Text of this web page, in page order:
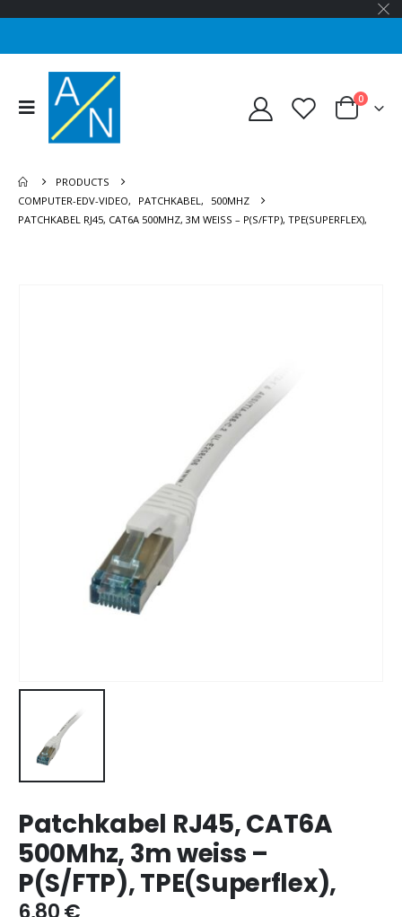
0
PRODUCTS
COMPUTER-EDV-VIDEO, PATCHKABEL,
500MHZ
PATCHKABEL RJ45, CAT6A 500MHZ, 3M WEISS – P(S/FTP), TPE(SUPERFLEX),
Patchkabel RJ45, CAT6A
500Mhz, 3m weiss –
P(S/FTP), TPE(Superflex),